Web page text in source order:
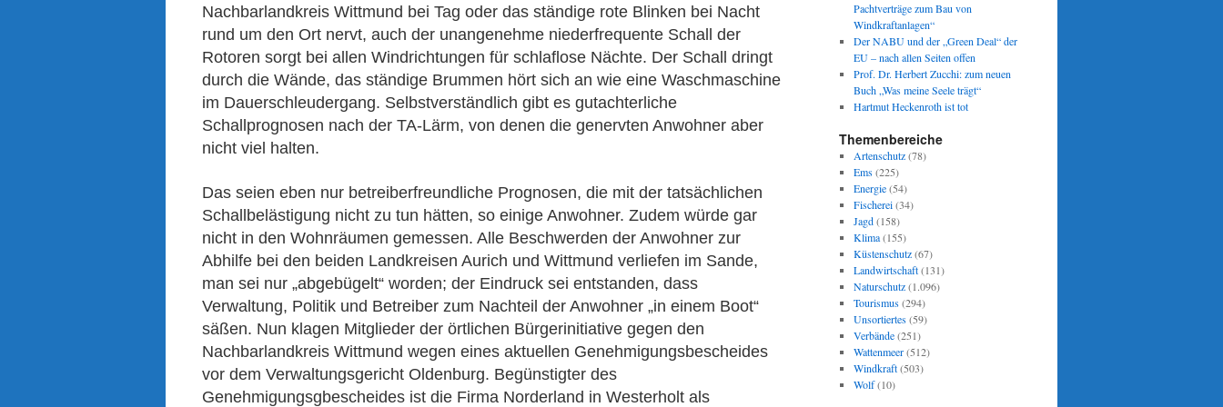
Nachbarlandkreis Wittmund bei Tag oder das ständige rote Blinken bei Nacht
rund um den Ort nervt, auch der unangenehme niederfrequente Schall der
Rotoren sorgt bei allen Windrichtungen für schlaflose Nächte. Der Schall dringt
durch die Wände, das ständige Brummen hört sich an wie eine Waschmaschine
im Dauerschleudergang. Selbstverständlich gibt es gutachterliche
Schallprognosen nach der TA-Lärm, von denen die genervten Anwohner aber
nicht viel halten.
Das seien eben nur betreiberfreundliche Prognosen, die mit der tatsächlichen
Schallbelästigung nicht zu tun hätten, so einige Anwohner. Zudem würde gar
nicht in den Wohnräumen gemessen. Alle Beschwerden der Anwohner zur
Abhilfe bei den beiden Landkreisen Aurich und Wittmund verliefen im Sande,
man sei nur „abgebügelt“ worden; der Eindruck sei entstanden, dass
Verwaltung, Politik und Betreiber zum Nachteil der Anwohner „in einem Boot“
säßen. Nun klagen Mitglieder der örtlichen Bürgerinitiative gegen den
Nachbarlandkreis Wittmund wegen eines aktuellen Genehmigungsbescheides
vor dem Verwaltungsgericht Oldenburg. Begünstigter des
Genehmigungsgbescheides ist die Firma Norderland in Westerholt als
Pachtverträge zum Bau von
Windkraftanlagen“
Der NABU und der „Green Deal“ der
EU – nach allen Seiten offen
Prof. Dr. Herbert Zucchi: zum neuen
Buch „Was meine Seele trägt“
Hartmut Heckenroth ist tot
Themenbereiche
Artenschutz(78)
Ems(225)
Energie(54)
Fischerei(34)
Jagd(158)
Klima(155)
Küstenschutz(67)
Landwirtschaft(131)
Naturschutz(1.096)
Tourismus(294)
Unsortiertes(59)
Verbände(251)
Wattenmeer(512)
Windkraft(503)
Wolf(10)